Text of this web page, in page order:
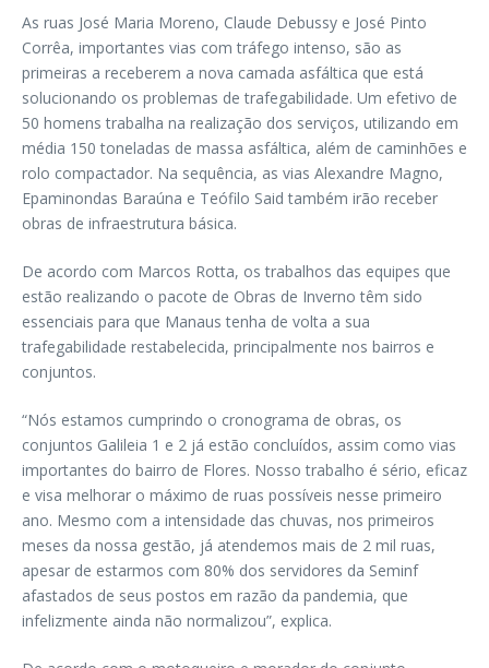
As ruas José Maria Moreno, Claude Debussy e José Pinto
Corrêa, importantes vias com tráfego intenso, são as
primeiras a receberem a nova camada asfáltica que está
solucionando os problemas de trafegabilidade. Um efetivo de
50 homens trabalha na realização dos serviços, utilizando em
média 150 toneladas de massa asfáltica, além de caminhões e
rolo compactador. Na sequência, as vias Alexandre Magno,
Epaminondas Baraúna e Teófilo Said também irão receber
obras de infraestrutura básica.
De acordo com Marcos Rotta, os trabalhos das equipes que
estão realizando o pacote de Obras de Inverno têm sido
essenciais para que Manaus tenha de volta a sua
trafegabilidade restabelecida, principalmente nos bairros e
conjuntos.
“Nós estamos cumprindo o cronograma de obras, os
conjuntos Galileia 1 e 2 já estão concluídos, assim como vias
importantes do bairro de Flores. Nosso trabalho é sério, eficaz
e visa melhorar o máximo de ruas possíveis nesse primeiro
ano. Mesmo com a intensidade das chuvas, nos primeiros
meses da nossa gestão, já atendemos mais de 2 mil ruas,
apesar de estarmos com 80% dos servidores da Seminf
afastados de seus postos em razão da pandemia, que
infelizmente ainda não normalizou”, explica.